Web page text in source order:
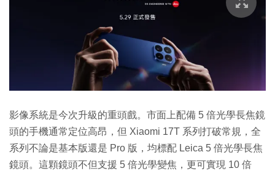
影像系統是今次升級的重頭戲。市面上配備 5 倍光學長焦鏡
頭的手機通常定位高昂，但 Xiaomi 17T 系列打破常規，全
系列不論是基本版還是 Pro 版，均標配 Leica 5 倍光學長焦
鏡頭。這顆鏡頭不但支援 5 倍光學變焦，更可實現 10 倍